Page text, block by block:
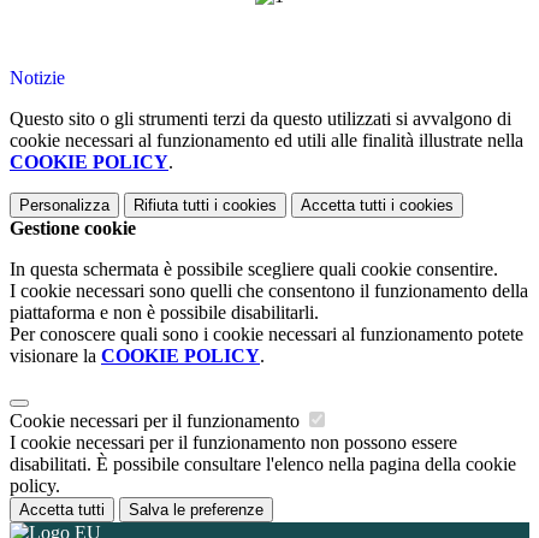
Notizie
Questo sito o gli strumenti terzi da questo utilizzati si avvalgono di
cookie necessari al funzionamento ed utili alle finalità illustrate nella
COOKIE POLICY.
Personalizza Rifiuta tutti i cookies Accetta tutti i cookies
Gestione cookie
In questa schermata è possibile scegliere quali cookie consentire.
I cookie necessari sono quelli che consentono il funzionamento della
piattaforma e non è possibile disabilitarli.
Per conoscere quali sono i cookie necessari al funzionamento potete
visionare la COOKIE POLICY.
Cookie necessari per il funzionamento
I cookie necessari per il funzionamento non possono essere
disabilitati. È possibile consultare l'elenco nella pagina della cookie
policy.
Accetta tutti Salva le preferenze